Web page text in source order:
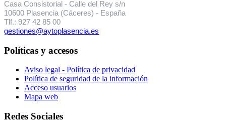
Casa Consistorial - Calle del Rey s/n
10600 Plasencia (Cáceres) - España
Tlf.: 927 42 85 00
gestiones@aytoplasencia.es
Políticas y accesos
Aviso legal - Política de privacidad
Política de seguridad de la información
Acceso usuarios
Mapa web
Redes Sociales